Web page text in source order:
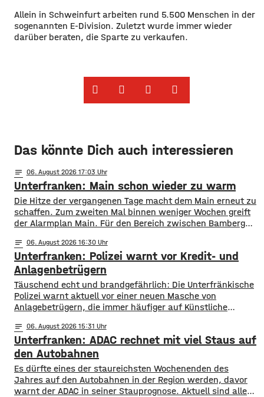
Allein in Schweinfurt arbeiten rund 5.500 Menschen in der
sogenannten E-Division. Zuletzt wurde immer wieder
darüber beraten, die Sparte zu verkaufen.
Das könnte Dich auch interessieren
notes 06. August 2026 17:03
Unterfranken: Main schon wieder zu warm
Die Hitze der vergangenen Tage macht dem Main erneut zu
schaffen. Zum zweiten Mal binnen weniger Wochen greift
der Alarmplan Main. Für den Bereich zwischen Bamberg
mainabwärts die zweite von drei Warnstufen. Zwar gibt es
aktuell mit dem Sauerstoffgehalt im Wasser noch keine
Probleme, allerdings ist die Wassertemperatur
notes 06. August 2026 16:30
Unterfranken: Polizei warnt vor Kredit- und
Anlagenbetrügern
​​Täuschend echt und brandgefährlich: Die Unterfränkische
Polizei warnt aktuell vor einer neuen Masche von
Anlagebetrügern, die immer häufiger auf Künstliche
Menschen aus der Region um ihr Erspartes gebracht. ​Laut
Polizei erstellen die Täter mithilfe von KI täuschen echte
Werbevideos oder fälschen Empfehlungen von prominenten
Persönlichkeiten. Ihr Ziel: echte
notes 06. August 2026 15:31
Unterfranken: ADAC rechnet mit viel Staus auf
den Autobahnen
Es dürfte eines der staureichsten Wochenenden des
Jahres auf den Autobahnen in der Region werden, davor
warnt der ADAC in seiner Stauprognose. Aktuell sind alle